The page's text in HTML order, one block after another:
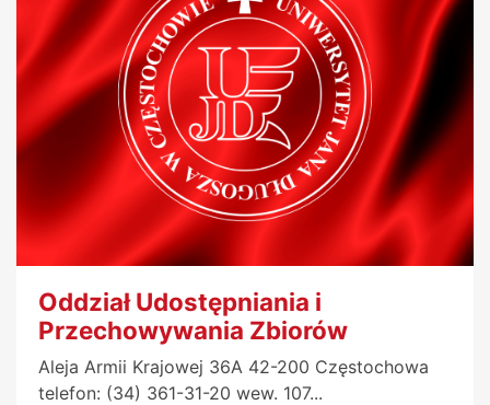
Oddział Udostępniania i
Przechowywania Zbiorów
Aleja Armii Krajowej 36A 42-200 Częstochowa
telefon: (34) 361-31-20 wew. 107...